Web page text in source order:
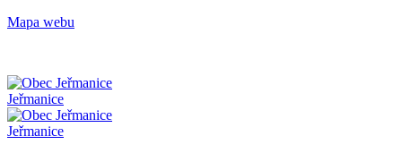
Mapa webu
Jeřmanice
Jeřmanice